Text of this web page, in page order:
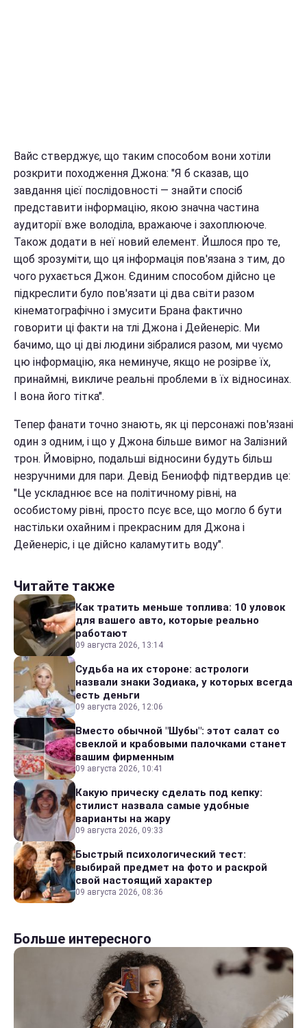
Вайс стверджує, що таким способом вони хотіли
розкрити походження Джона: "Я б сказав, що
завдання цієї послідовності — знайти спосіб
представити інформацію, якою значна частина
аудиторії вже володіла, вражаюче і захоплююче.
Також додати в неї новий елемент. Йшлося про те,
щоб зрозуміти, що ця інформація пов'язана з тим, до
чого рухається Джон. Єдиним способом дійсно це
підкреслити було пов'язати ці два світи разом
кінематографічно і змусити Брана фактично
говорити ці факти на тлі Джона і Дейенеріс. Ми
бачимо, що ці дві людини зібралися разом, ми чуємо
цю інформацію, яка неминуче, якщо не розірве їх,
принаймні, викличе реальні проблеми в їх відносинах.
І вона його тітка".
Тепер фанати точно знають, як ці персонажі пов'язані
один з одним, і що у Джона більше вимог на Залізний
трон. Ймовірно, подальші відносини будуть більш
незручними для пари. Девід Бениофф підтвердив це:
"Це ускладнює все на політичному рівні, на
особистому рівні, просто псує все, що могло б бути
настільки охайним і прекрасним для Джона і
Дейенеріс, і це дійсно каламутить воду".
Читайте также
Как тратить меньше топлива: 10 уловок
для вашего авто, которые реально
работают
09 августа 2026, 13:14
Судьба на их стороне: астрологи
назвали знаки Зодиака, у которых всегда
есть деньги
09 августа 2026, 12:06
Вместо обычной "Шубы": этот салат со
свеклой и крабовыми палочками станет
вашим фирменным
09 августа 2026, 10:41
Какую прическу сделать под кепку:
стилист назвала самые удобные
варианты на жару
09 августа 2026, 09:33
Быстрый психологический тест:
выбирай предмет на фото и раскрой
свой настоящий характер
09 августа 2026, 08:36
Больше интересного